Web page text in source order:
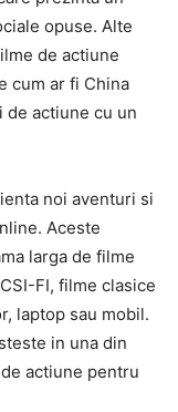
opuse. Alte
de actiune
cum ar fi China
de actiune cu un
noi aventuri si
Aceste
larga de filme
FI, filme clasice
laptop sau mobil.
in una din
actiune pentru